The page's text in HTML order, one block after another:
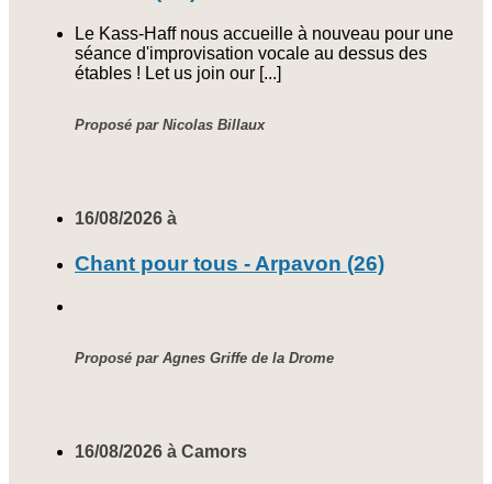
Le Kass-Haff nous accueille à nouveau pour une
séance d'improvisation vocale au dessus des
étables ! Let us join our [...]
Proposé par Nicolas Billaux
16/08/2026 à
Chant pour tous - Arpavon (26)
Proposé par Agnes Griffe de la Drome
16/08/2026 à Camors